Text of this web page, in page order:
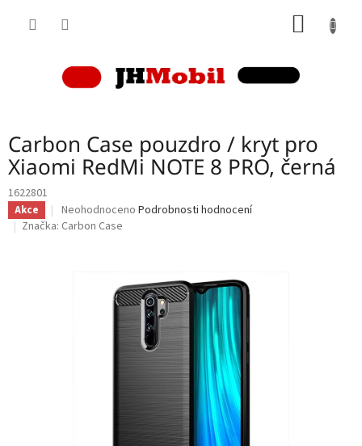
Carbon Case pouzdro / kryt pro
Xiaomi RedMi NOTE 8 PRO, černá
1622801
Akce
Průměrné
hodnocení
Neohodnoceno Podrobnosti hodnocení
Značka: Carbon Case